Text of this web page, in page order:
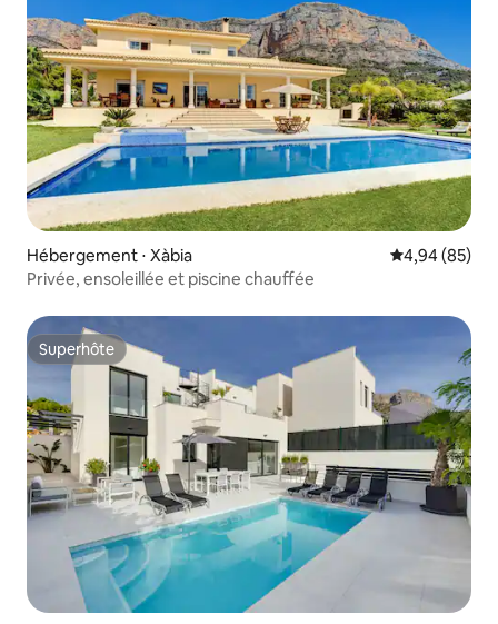
Hébergement ⋅ Xàbia Évaluation
4,94 (85)
Privée, ensoleillée et piscine chauffée
Superhôte
Superhôte